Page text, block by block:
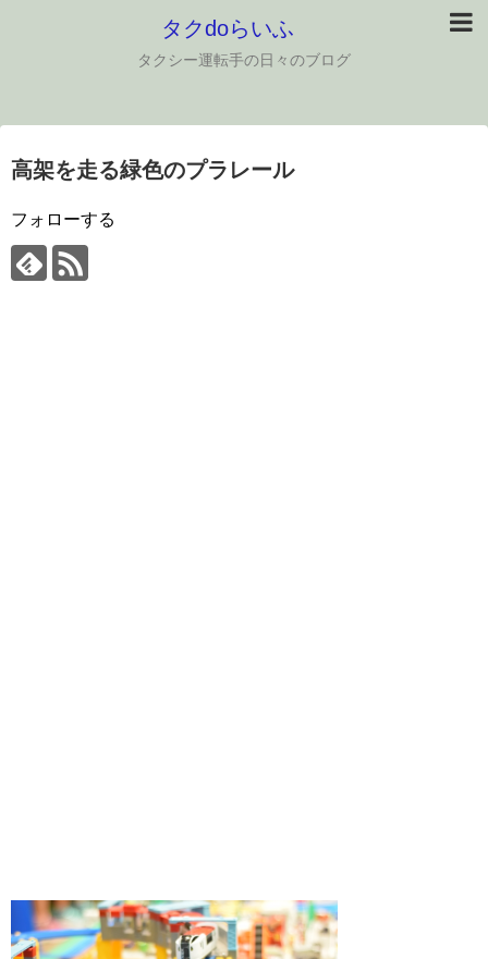
タクdoらいふ
タクシー運転手の日々のブログ
高架を走る緑色のプラレール
フォローする